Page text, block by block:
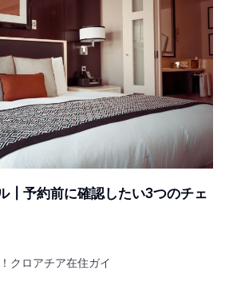
┃予約前に確認したい3つのチェ
クロアチア在住ガイ